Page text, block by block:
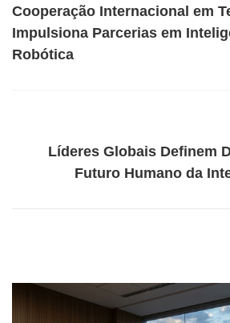
Cooperação Internacional em
Impulsiona Parcerias em
Robótica
Líderes Globais Definem
Futuro Humano da